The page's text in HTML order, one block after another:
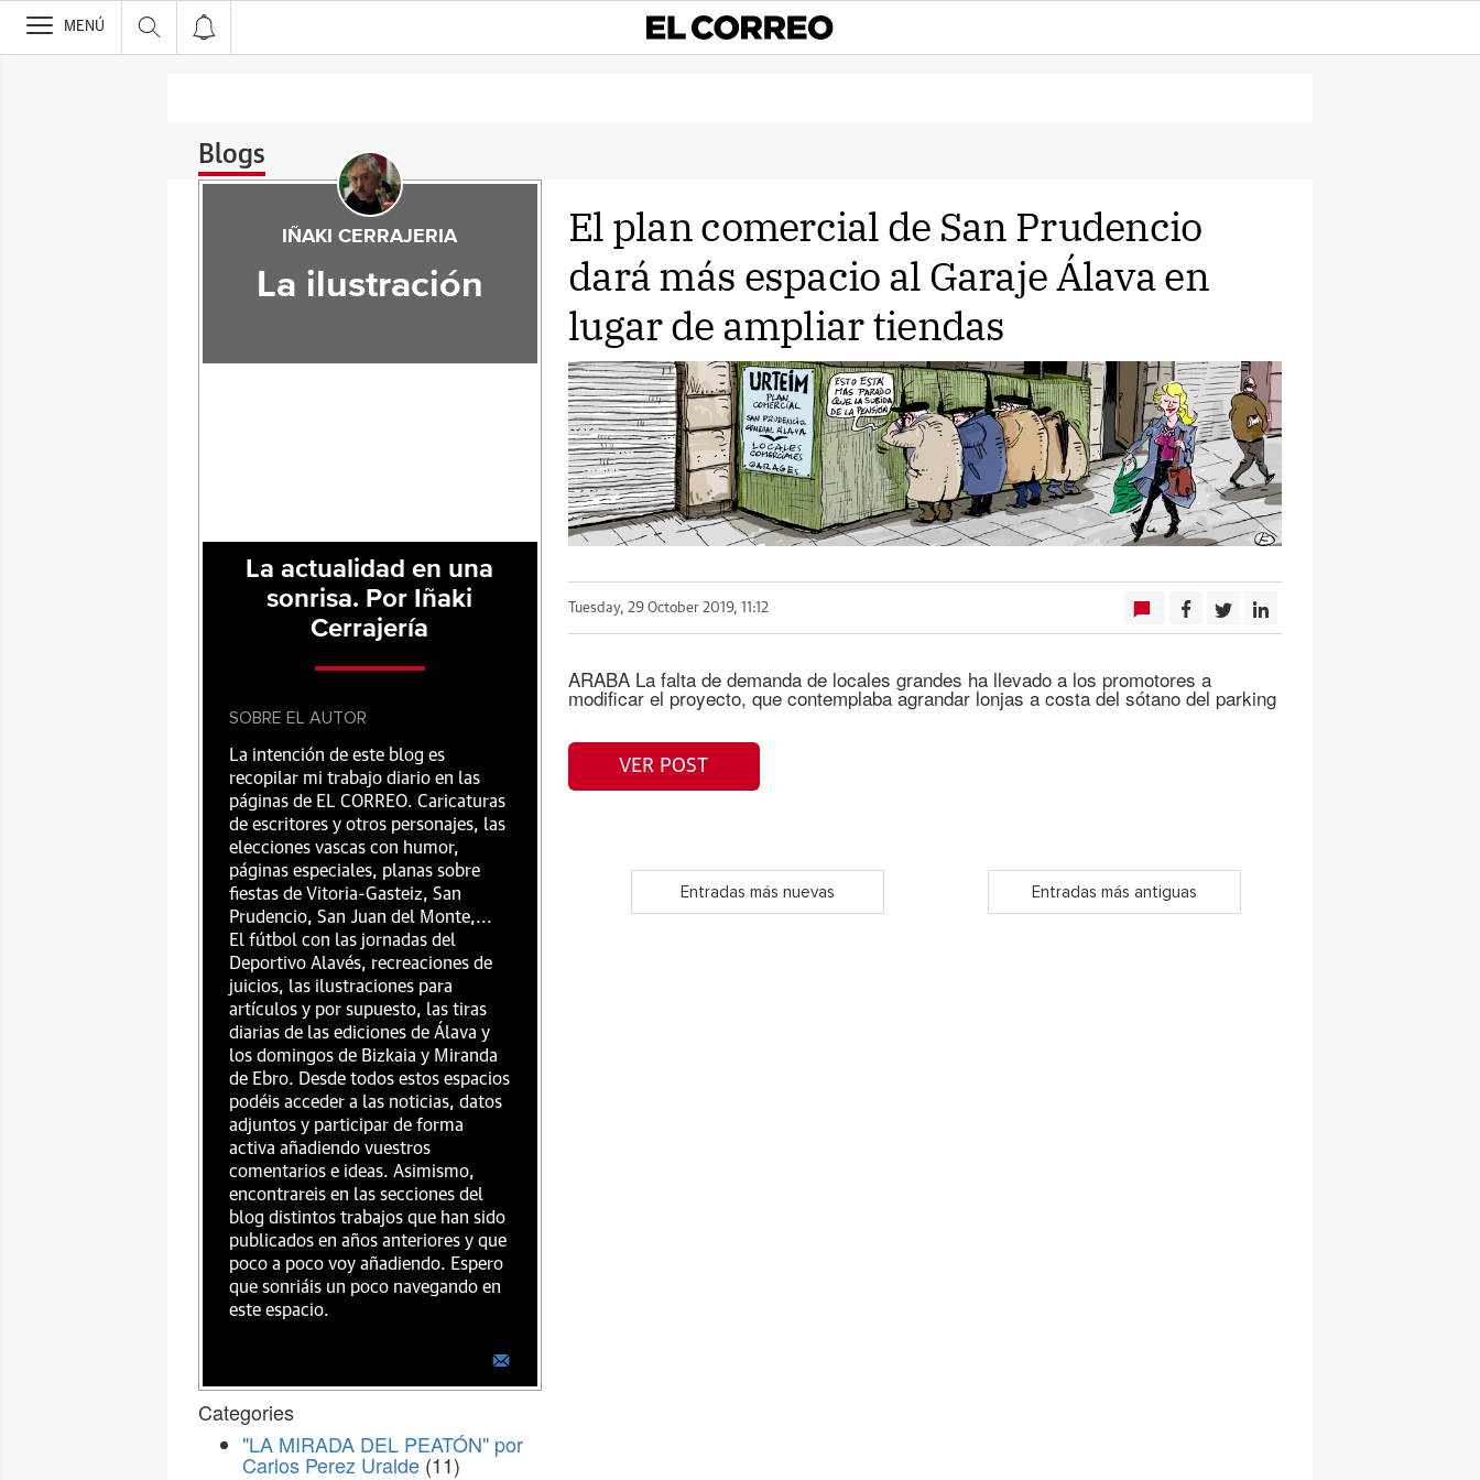
>
MENÚ
Blogs
El plan comercial de San Prudencio
dará más espacio al Garaje Álava en
lugar de ampliar tiendas
Tuesday, 29 October 2019, 11:12
ARABA La falta de demanda de locales grandes ha llevado a los promotores a
modificar el proyecto, que contemplaba agrandar lonjas a costa del sótano del parking
VER POST
Entradas más nuevas Entradas más antiguas
IÑAKI CERRAJERIA
La ilustración
La actualidad en una
sonrisa. Por Iñaki
Cerrajería
SOBRE EL AUTOR
La intención de este blog es
recopilar mi trabajo diario en las
páginas de EL CORREO. Caricaturas
de escritores y otros personajes, las
elecciones vascas con humor,
páginas especiales, planas sobre
fiestas de Vitoria-Gasteiz, San
Prudencio, San Juan del Monte,...
El fútbol con las jornadas del
Deportivo Alavés, recreaciones de
juicios, las ilustraciones para
artículos y por supuesto, las tiras
diarias de las ediciones de Álava y
los domingos de Bizkaia y Miranda
de Ebro. Desde todos estos espacios
podéis acceder a las noticias, datos
adjuntos y participar de forma
activa añadiendo vuestros
comentarios e ideas. Asimismo,
encontrareis en las secciones del
blog distintos trabajos que han sido
publicados en años anteriores y que
poco a poco voy añadiendo. Espero
que sonriáis un poco navegando en
este espacio.
Categories
"LA MIRADA DEL PEATÓN" por
Carlos Perez Uralde (11)